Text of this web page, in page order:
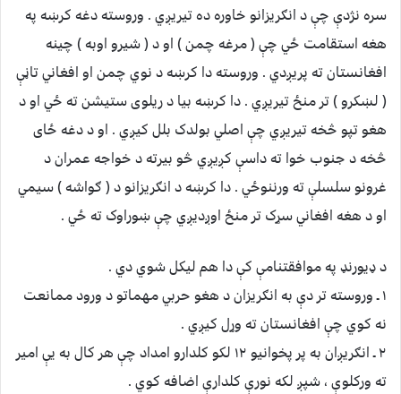
سره نژدې چې د انګريزانو خاوره ده تيريږي . وروسته دغه کرښه په
هغه استقامت ځي چې ( مرغه چمن ) او د ( شيرو اوبه ) چينه
افغانستان ته پريږدي . وروسته دا کرښه د نوي چمن او افغاني تاڼې
( لښکرو ) تر منځ تيريږي . دا کرښه بيا د ريلوی ستيشن ته ځي او د
هغو تپو څخه تيريږي چې اصلي بولدک بلل کيږي . او د دغه ځای
څخه د جنوب خوا ته داسې کږيږي څو بيرته د خواجه عمران د
غرونو سلسلې ته ورننوځي . دا کرښه د انګريزانو د ( ګواشه ) سيمي
او د هغه افغاني سړک تر منځ اوږديږي چې ښوراوک ته ځي .
د ډيورنډ په موافقتنامې کې دا هم ليکل شوي دي .
١ ـ وروسته تر دې به انګريزان د هغو حربي مهماتو د ورود ممانعت
نه کوي چې افغانستان ته وړل کيږي .
٢ ـ انګريږان به پر پخوانيو ١٢ لکو کلدارو امداد چې هر کال به يې امير
ته ورکلوې ، شپږ لکه نورې کلدارې اضافه کوي .